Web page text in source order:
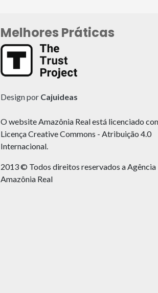
Melhores Práticas
Design por Cajuideas
O website Amazônia Real está licenciado
Licença Creative Commons - Atribuição 4.0
Internacional.
2013 © Todos direitos reservados a Agência
Amazônia Real